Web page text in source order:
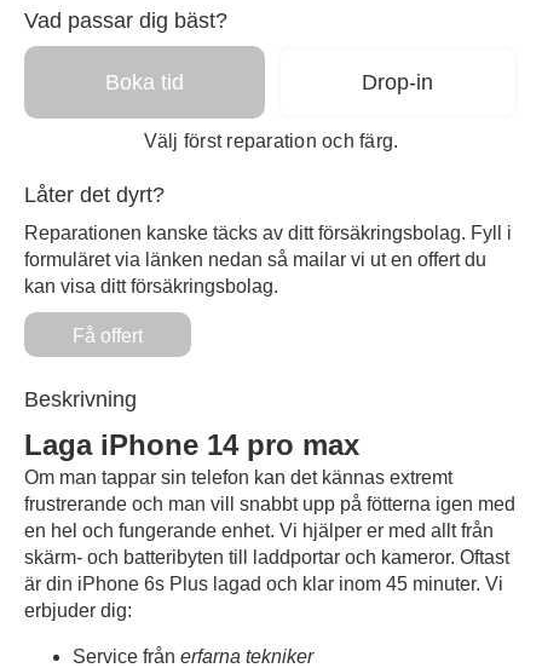
Vad passar dig bäst?
Boka tid Drop-in
Välj först reparation och färg.
Låter det dyrt?
Reparationen kanske täcks av ditt försäkringsbolag. Fyll i
formuläret via länken nedan så mailar vi ut en offert du
kan visa ditt försäkringsbolag.
Få offert
Beskrivning
Laga iPhone 14 pro max
Om man tappar sin telefon kan det kännas extremt
frustrerande och man vill snabbt upp på fötterna igen med
en hel och fungerande enhet. Vi hjälper er med allt från
skärm- och batteribyten till laddportar och kameror. Oftast
är din iPhone 6s Plus lagad och klar inom 45 minuter. Vi
erbjuder dig:
Service från erfarna tekniker